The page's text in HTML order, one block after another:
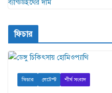
ফিচার
ফিচার লেটেস্ট শীর্ষ সংবাদ